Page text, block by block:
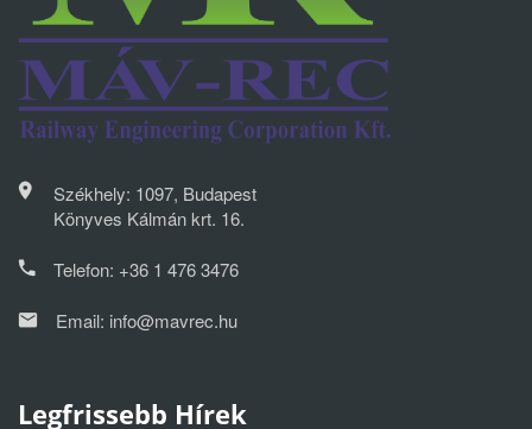
Székhely: 1097, Budapest
Könyves Kálmán krt. 16.
Telefon: +36 1 476 3476
Email: info@mavrec.hu
Legfrissebb Hírek